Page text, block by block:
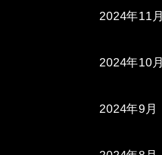
2024年11月
2024年10月
2024年9月